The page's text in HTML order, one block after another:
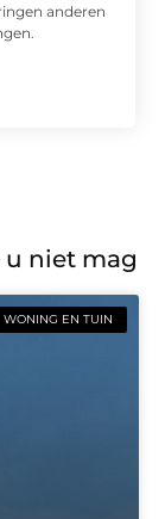
anderen
u niet mag
WONING EN TUIN